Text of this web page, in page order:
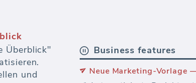
Überblick"
und
Business features